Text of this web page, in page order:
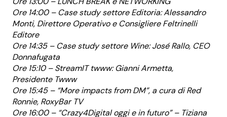
Ore 14:00 – Case study settore Editoria: Alessandro
Monti, Direttore Operativo e Consigliere Feltrinelli
Editore
Ore 14:35 – Case study settore Wine: José Rallo, CEO
Donnafugata
Ore 15:10 – StreamIT twww: Gianni Armetta,
Presidente Twww
Ore 15:45 – “More impacts from DM”, a cura di Red
Ronnie, RoxyBar TV
Ore 16:00 – “Crazy4Digital oggi e in futuro” – Tiziana